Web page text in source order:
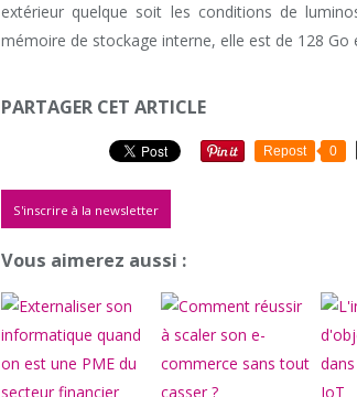
extérieur quelque soit les conditions de
mémoire de stockage interne, elle est de 128
PARTAGER CET ARTICLE
Repost 0
S'inscrire à la newsletter
Vous aimerez aussi :